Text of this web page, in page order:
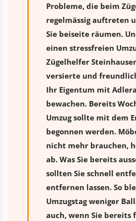
Probleme, die beim
regelmässig auftreten
Sie beiseite räumen.
einen stressfreien
Zügelhelfer
versierte und
Ihr Eigentum mit
bewachen. Bereits
Umzug sollte mit dem
begonnen werden.
nicht mehr brauchen,
ab. Was Sie bereits
sollten Sie schnell
entfernen lassen. So
Umzugstag weniger
auch, wenn Sie bereits